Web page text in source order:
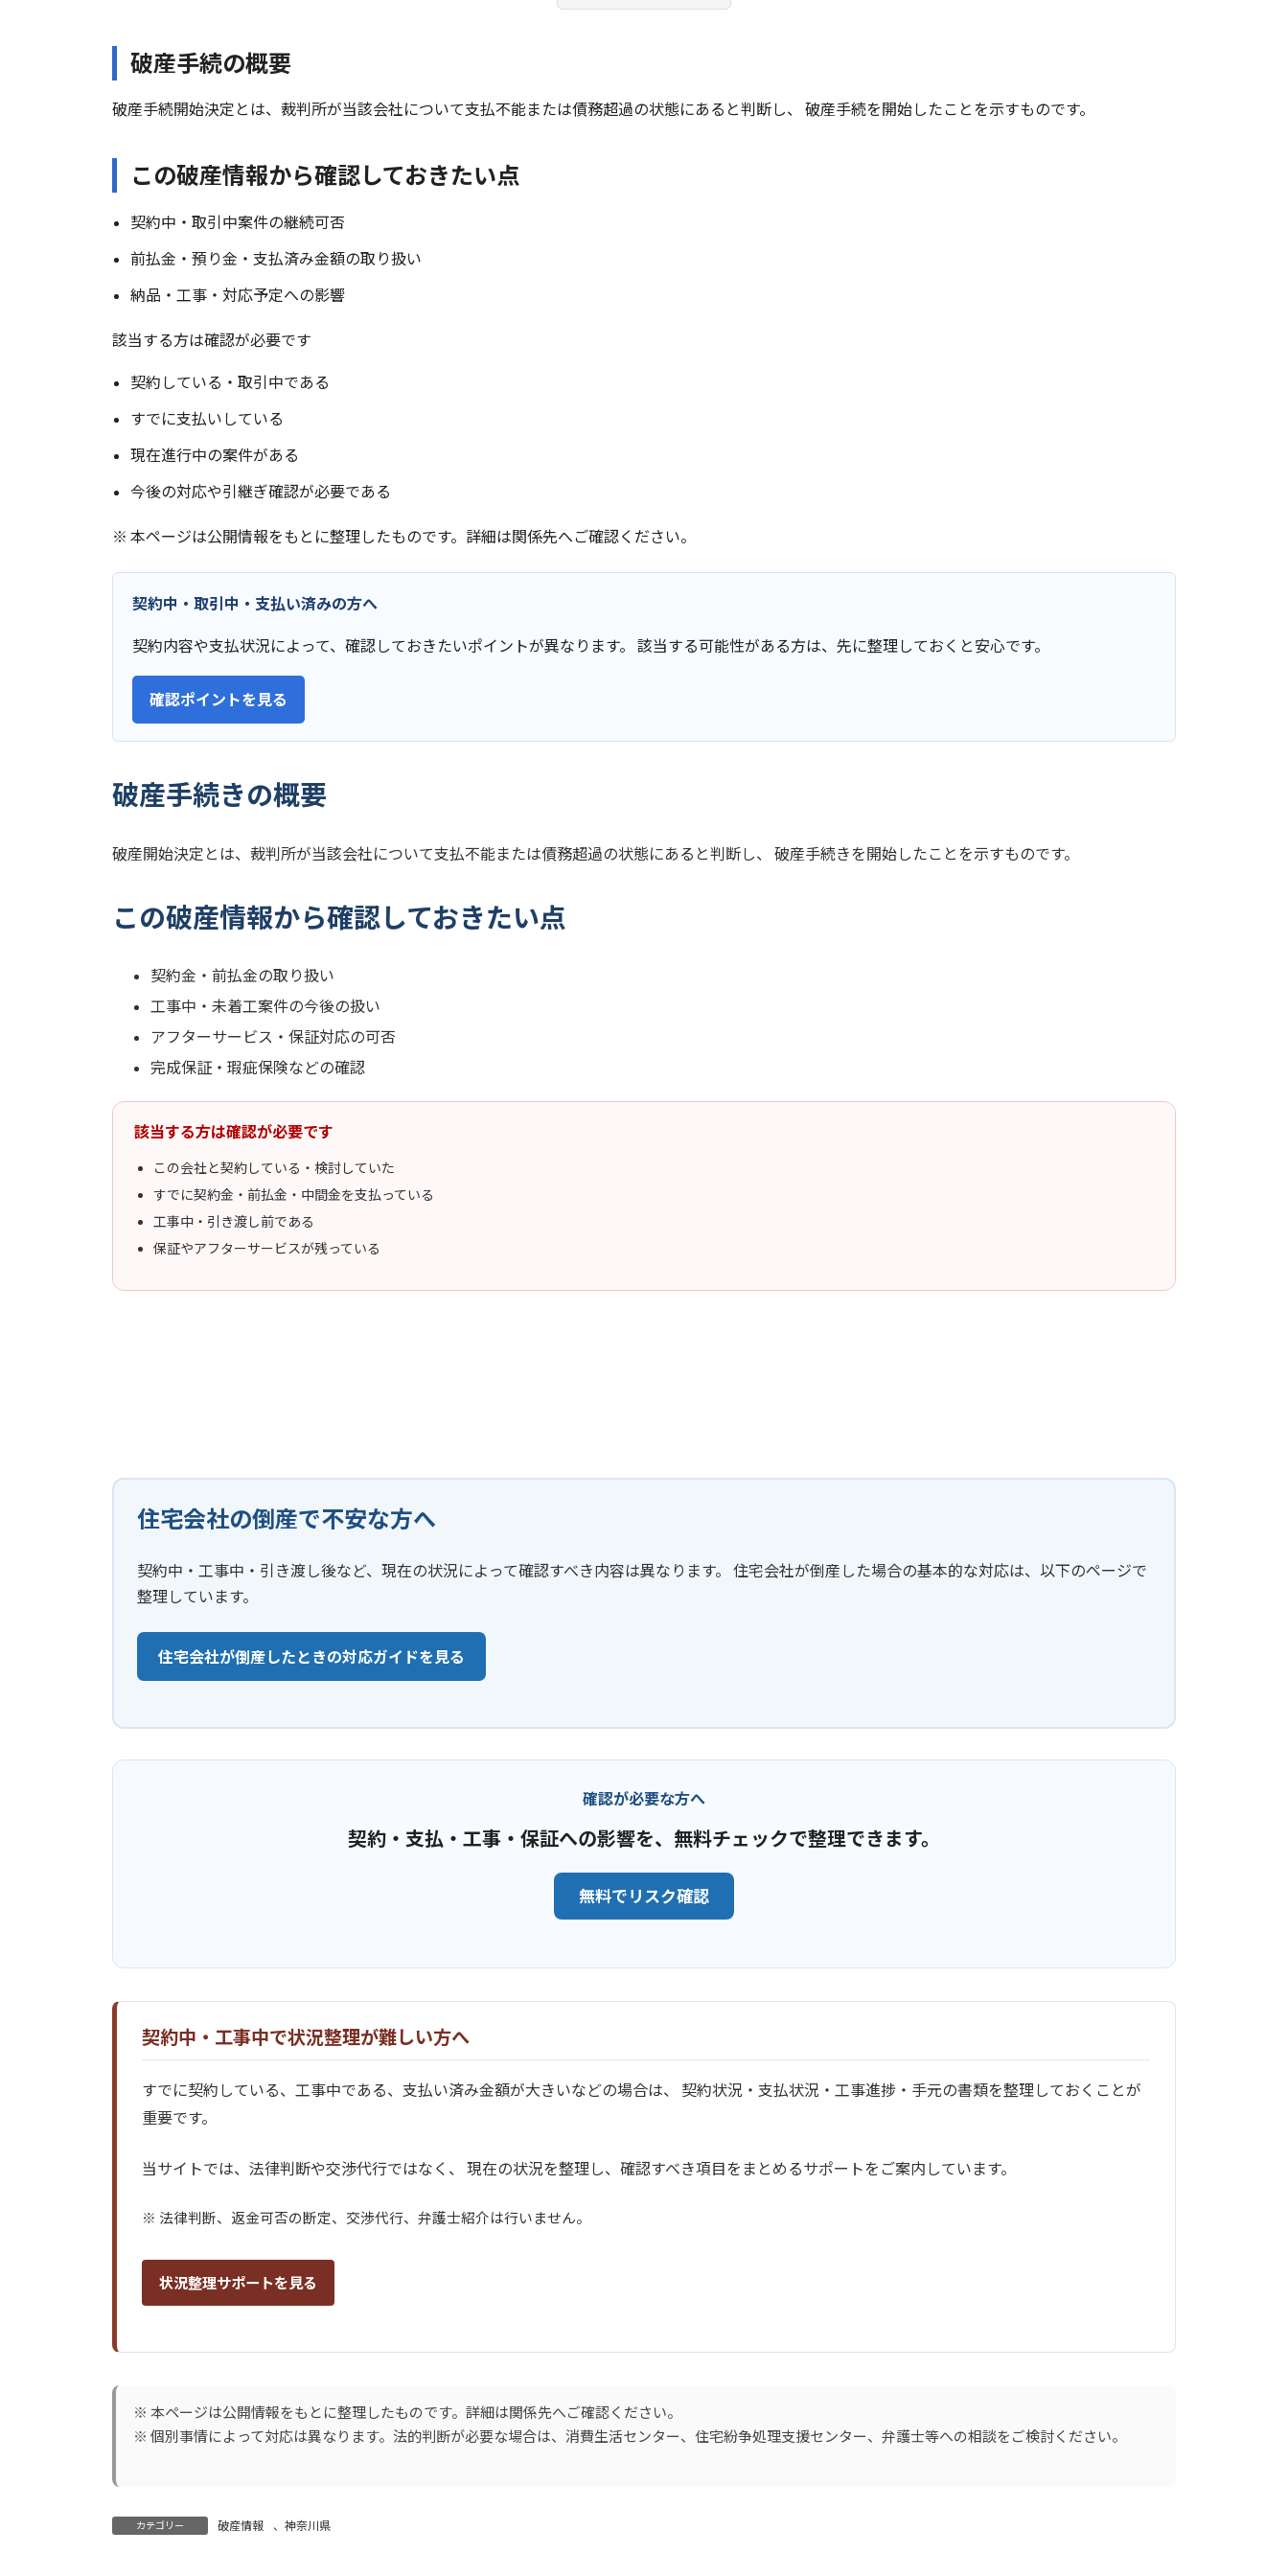
破産手続の概要
破産手続開始決定とは、裁判所が当該会社について支払不能または債務超過の状態にあると判断し、 破産手続を開始したことを示すものです。
この破産情報から確認しておきたい点
契約中・取引中案件の継続可否
前払金・預り金・支払済み金額の取り扱い
納品・工事・対応予定への影響
該当する方は確認が必要です
契約している・取引中である
すでに支払いしている
現在進行中の案件がある
今後の対応や引継ぎ確認が必要である
※ 本ページは公開情報をもとに整理したものです。詳細は関係先へご確認ください。
契約中・取引中・支払い済みの方へ
契約内容や支払状況によって、確認しておきたいポイントが異なります。 該当する可能性がある方は、先に整理しておくと安心です。
確認ポイントを見る
破産手続きの概要
破産開始決定とは、裁判所が当該会社について支払不能または債務超過の状態にあると判断し、 破産手続きを開始したことを示すものです。
この破産情報から確認しておきたい点
契約金・前払金の取り扱い
工事中・未着工案件の今後の扱い
アフターサービス・保証対応の可否
完成保証・瑕疵保険などの確認
該当する方は確認が必要です
この会社と契約している・検討していた
すでに契約金・前払金・中間金を支払っている
工事中・引き渡し前である
保証やアフターサービスが残っている
住宅会社の倒産で不安な方へ
契約中・工事中・引き渡し後など、現在の状況によって確認すべき内容は異なります。 住宅会社が倒産した場合の基本的な対応は、以下のページで
整理しています。
住宅会社が倒産したときの対応ガイドを見る
確認が必要な方へ
契約・支払・工事・保証への影響を、無料チェックで整理できます。
無料でリスク確認
契約中・工事中で状況整理が難しい方へ
すでに契約している、工事中である、支払い済み金額が大きいなどの場合は、 契約状況・支払状況・工事進捗・手元の書類を整理しておくことが
重要です。
当サイトでは、法律判断や交渉代行ではなく、 現在の状況を整理し、確認すべき項目をまとめるサポートをご案内しています。
※ 法律判断、返金可否の断定、交渉代行、弁護士紹介は行いません。
状況整理サポートを見る
※ 本ページは公開情報をもとに整理したものです。詳細は関係先へご確認ください。
※ 個別事情によって対応は異なります。法的判断が必要な場合は、消費生活センター、住宅紛争処理支援センター、弁護士等への相談をご検討ください。
カテゴリー 破産情報 、 神奈川県